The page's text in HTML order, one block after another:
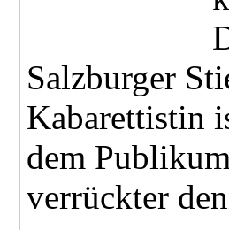
Salzburger
Kabarettistin
dem
verrückter